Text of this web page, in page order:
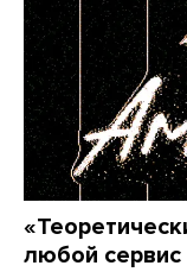
любой